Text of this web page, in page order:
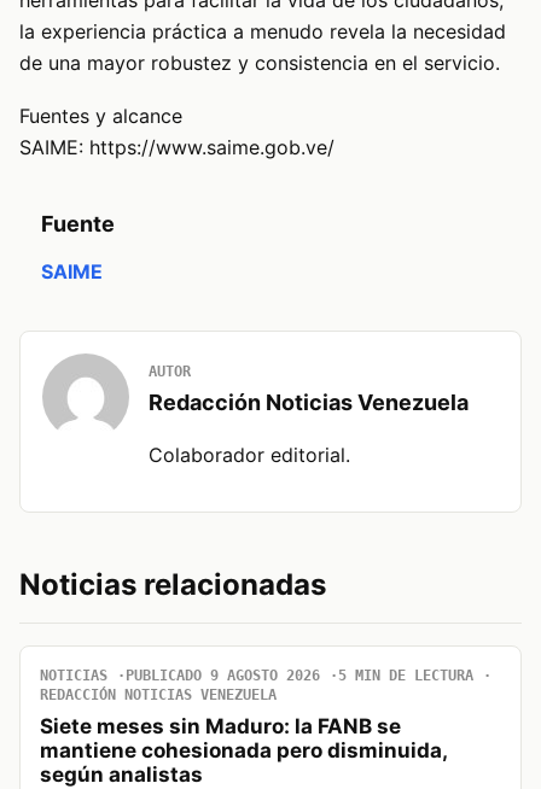
la experiencia práctica a menudo revela la necesidad
de una mayor robustez y consistencia en el servicio.
Fuentes y alcance
SAIME: https://www.saime.gob.ve/
Fuente
SAIME
AUTOR
Redacción Noticias Venezuela
Colaborador editorial.
Noticias relacionadas
NOTICIAS PUBLICADO 9 AGOSTO 2026
5 MIN DE LECTURA
REDACCIÓN NOTICIAS VENEZUELA
Siete meses sin Maduro: la FANB se
mantiene cohesionada pero disminuida,
según analistas